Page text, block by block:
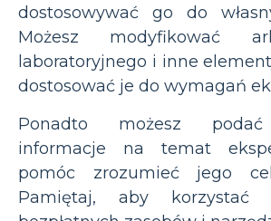
dostosowywać go do
Możesz modyfikować
laboratoryjnego i inne
dostosować je do wymagań
Ponadto możesz podać
informacje na temat
pomóc zrozumieć jego
Pamiętaj, aby korzystać